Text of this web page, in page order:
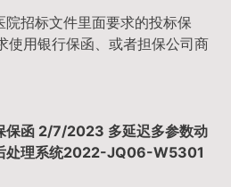
招标文件里面要求的投标保
使用银行保函、或者担保公司商
保函 2/7/2023 多延迟多参数动
处理系统2022-JQ06-W5301